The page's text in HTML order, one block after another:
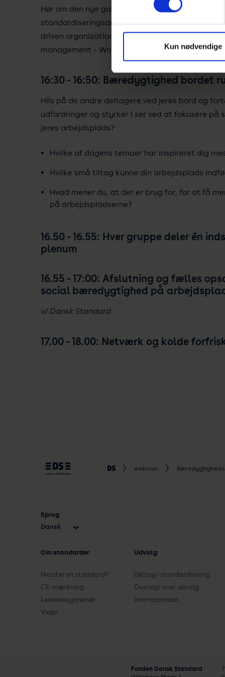
Kun nødvendige
Hør om den nye guide for neurodiversitet og
standardiseringsarbejdet i DS og ISO om
driven organizations’, ’psykisk arbejdsmiljø’ og
management - Workplace well-being (trivsel)’.
16:30 - 16:50: Bæredygtighed bordet
Hils på de andre deltagere ved jeres bord og
udfordringer og styrker I ser ved at fokusere på
jeres arbejdsplads?
Hvilke af dagens temaer har inspireret dig
Hvilke små tiltag kunne din arbejdsplads
Hvad mener du, at der er brug for, for at få
på arbejdspladserne?
16.50 - 16.55: Hver gruppe deler én
plenum
16.55 - 17:00: Afslutning og fælles
social bæredygtighed på
v/ Dansk Standard
17.00 - 18.00: Netværk og kolde
webinar
Sprog
Dansk
Om standarder
Hvad er en standard?
CE-mærkning
Ledelsessystemer
Viden
Udvalg
Deltag i standardisering
Oversigt over udvalg
Internationalt
Fonden Dansk Standard